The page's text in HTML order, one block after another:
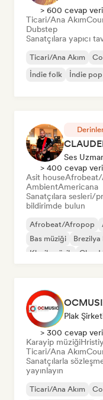
> 600 cevap
Ticari/Ana Akım
Dubstep
Sanatçılara yapıcı
Ticari/Ana Akım
İndie folk
İndie pop
Ses
> 400 cevap
Asit house
AmbientAmericana
Sanatçılara sesleri/
bildirimde bulun
Afrobeat/Afropop
Bas müziği
Brezilya
Klasik müzik
Cloud
Plak
> 300 cevap
Karayip müziği
Ticari/Ana Akım
Sanatçılarla
yayınlayın
Ticari/Ana Akım